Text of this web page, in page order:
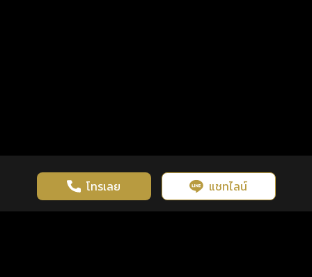
โทรเลย แชทไลน์
เว็บไซต์นี้มีการใช้งานคุกกี้ เพื่อเพิ่มประสิทธิภาพและประสบการณ์ที่ดี
ในการใช้งานเว็บไซต์ นโยบายความเป็นส่วนตัว
รู้ก่อน พร้อมกว่า ทุกจังหวะชีวิต คลิกดูดวงฟรี